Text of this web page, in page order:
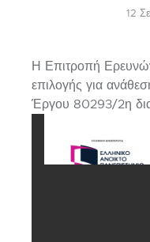
12
Η Επιτροπή
επιλογής για
Έργου 80293/2η